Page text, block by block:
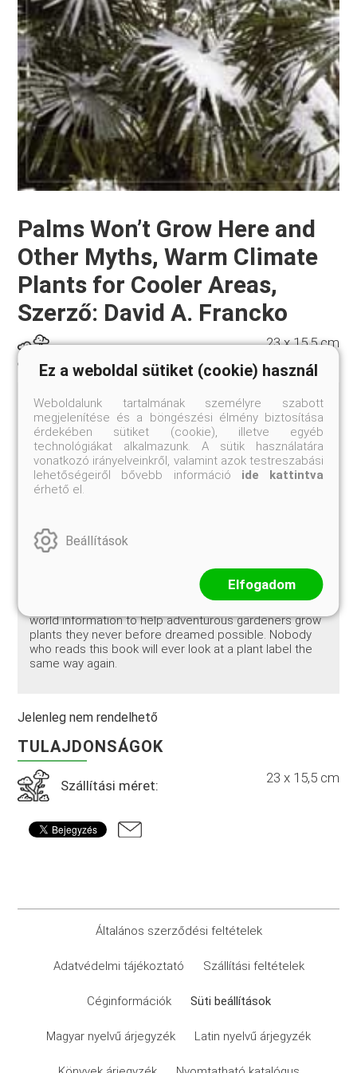
Palms Won’t Grow Here and
Other Myths, Warm Climate
Plants for Cooler Areas,
Szerző: David A. Francko
Szállítási méret: 23 x 15,5 cm
Kemény kötés, 308 oldal, 78 színes kép, 31 fekete-
fehér kép, 2 táblázat, 1 térkép.
Palms that grow in Canada? Bananas that overwinter in
Michigan? How about southern crape myrtles that
nursery labels — might say, 'You can't grow those
plants here,' author Dave Francko has a different
information on their tags.' Laced with humorous
anecdotes and based on years of first-hand
world information to help adventurous gardeners grow
plants they never before dreamed possible. Nobody
who reads this book will ever look at a plant label the
same way again.
Jelenleg nem rendelhető
TULAJDONSÁGOK
Szállítási méret: 23 x 15,5 cm
Általános szerződési feltételek
Adatvédelmi tájékoztató Szállítási feltételek
Céginformációk Süti beállítások
Magyar nyelvű árjegyzék Latin nyelvű árjegyzék
Ez a weboldal sütiket (cookie) használ
Weboldalunk tartalmának személyre szabott
megjelenítése és a böngészési élmény biztosítása
érdekében sütiket (cookie), illetve egyéb
technológiákat alkalmazunk. A sütik használatára
vonatkozó irányelveinkről, valamint azok testreszabási
lehetőségeiről bővebb információ ide kattintva
érhető el.
Beállítások
Elfogadom